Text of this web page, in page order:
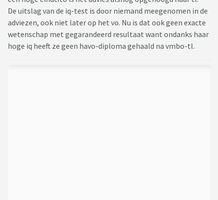
De uitslag van de iq-test is door niemand meegenomen in de
adviezen, ook niet later op het vo. Nu is dat ook geen exacte
wetenschap met gegarandeerd resultaat want ondanks haar
hoge iq heeft ze geen havo-diploma gehaald na vmbo-tl.